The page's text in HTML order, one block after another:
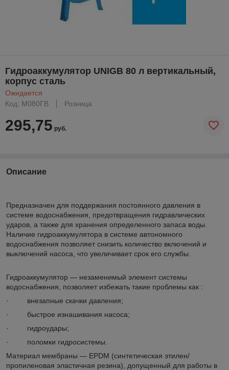
Гидроаккумулятор UNIGB 80 л вертикальный,
корпус сталь
Ожидается
Код: М080ГВ
Розница
295,75 руб.
Описание
Предназначен для поддержания постоянного давления в
системе водоснабжения, предотвращения гидравлических
ударов, а также для хранения определенного запаса воды.
Наличие гидроаккумулятора в системе автономного
водоснабжения позволяет снизить количество включений и
выключений насоса, что увеличивает срок его службы.
Гидроаккумулятор — незаменимый элемент системы
водоснабжения, позволяет избежать такие проблемы как :
· внезапные скачки давления;
· быстрое изнашивания насоса;
· гидроудары;
· поломки гидросистемы.
Материал мембраны — EPDM (синтетическая этилен/
пропиленовая эластичная резина), допущенный для работы в